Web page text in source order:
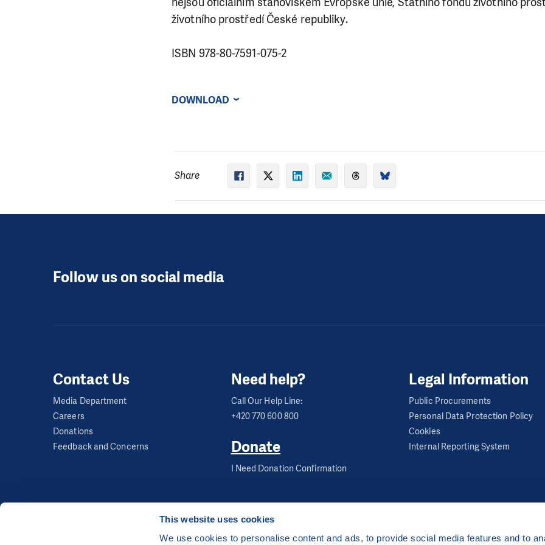
This website uses cookies
We use cookies to personalise content and ads, to provide social media features and to
životního prostředí České republiky.
ISBN 978-80-7591-075-2
DOWNLOAD
Share
Follow us on social media
Contact Us
Media Department
Careers
Donations
Feedback and Concerns
Need help?
Call Our Help Line:
+420 770 600 800
Donate
I Need Donation Confirmation
Legal Information
Public Procurements
Personal Data Protection Policy
Cookies
Internal Reporting System